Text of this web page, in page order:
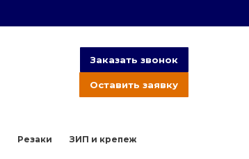
Резаки ЗИП и крепеж
Заказать звонок
Оставить заявку